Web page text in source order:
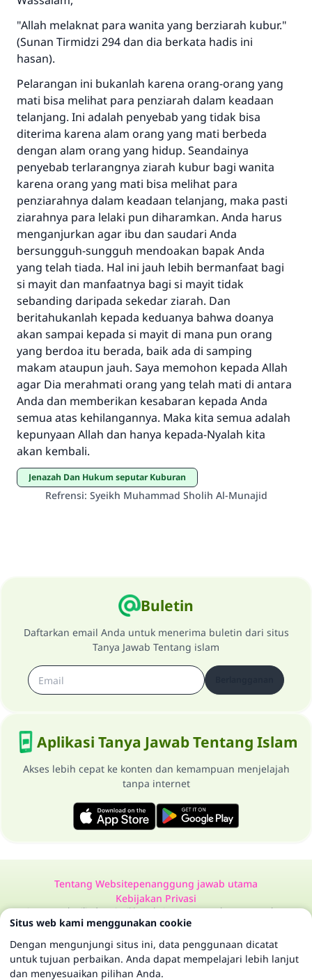
"Allah melaknat para wanita yang berziarah kubur."
(Sunan Tirmidzi 294 dan dia berkata hadis ini
hasan).
Pelarangan ini bukanlah karena orang-orang yang
mati bisa melihat para penziarah dalam keadaan
telanjang. Ini adalah penyebab yang tidak bisa
diterima karena alam orang yang mati berbeda
dengan alam orang yang hidup. Seandainya
penyebab terlarangnya ziarah kubur bagi wanita
karena orang yang mati bisa melihat para
penziarahnya dalam keadaan telanjang, maka pasti
ziarahnya para lelaki pun diharamkan. Anda harus
menganjurkan agar ibu dan saudari Anda
bersungguh-sungguh mendoakan bapak Anda
yang telah tiada. Hal ini jauh lebih bermanfaat bagi
si mayit dan manfaatnya bagi si mayit tidak
sebanding daripada sekedar ziarah. Dan
beritahukanlah kepada keduanya bahwa doanya
akan sampai kepada si mayit di mana pun orang
yang berdoa itu berada, baik ada di samping
makam ataupun jauh. Saya memohon kepada Allah
agar Dia merahmati orang yang telah mati di antara
Anda dan memberikan kesabaran kepada Anda
semua atas kehilangannya. Maka kita semua adalah
kepunyaan Allah dan hanya kepada-Nyalah kita
akan kembali.
Jenazah Dan Hukum seputar Kuburan
Refrensi: Syeikh Muhammad Sholih Al-Munajid
Buletin
Daftarkan email Anda untuk menerima buletin dari situs
Tanya Jawab Tentang islam
Aplikasi Tanya Jawab Tentang Islam
Akses lebih cepat ke konten dan kemampuan menjelajah
tanpa internet
Tentang Websitepenanggung jawab utama
Kebijakan Privasi
Semua Hak Dilindungi Milik Website Tanya Jawab Tentang Islam
1997-2025 ©
Jawaban no. 110845
menyelamatkan pernikahan.
Bantu kami dalam memberikan jawaban untuk umat
Rasulullah ﷺ bersabda
"Siapa yang menunjukkan suatu kebaikan,
meka dia akan mendapatkan pahala yang
sama dengan orang yang melakukannya"
MUSLIM, 1893
Saham
Situs web kami menggunakan cookie
Dengan mengunjungi situs ini, data penggunaan dicatat
untuk tujuan perbaikan. Anda dapat mempelajari lebih lanjut
dan menyesuaikan pilihan Anda.